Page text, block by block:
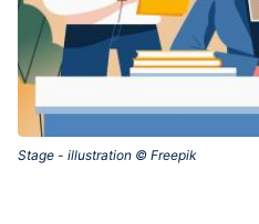
Stage - illustration © Freepik‎